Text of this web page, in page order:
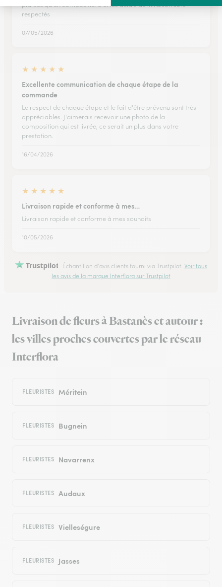
plantes qu'en compositions et les délais de livraison sont
respectés
07/05/2026
★ ★ ★ ★ ★
Excellente communication de chaque étape de la
commande
Le respect de chaque étape et le fait d'être prévenu sont très
appréciables. J'aimerais recevoir une photo de la
composition qui est livrée, ce serait un plus dans votre
prestation.
16/04/2026
★ ★ ★ ★ ★
Livraison rapide et conforme à mes…
Livraison rapide et conforme à mes souhaits
10/05/2026
Trustpilot Échantillon d'avis clients fourni via Trustpilot. Voir tous
les avis de la marque Interflora sur Trustpilot
Livraison de fleurs à Bastanès et autour :
les villes proches couvertes par le réseau
Interflora
FLEURISTES Méritein
FLEURISTES Bugnein
FLEURISTES Navarrenx
FLEURISTES Audaux
FLEURISTES Vielleségure
FLEURISTES Jasses